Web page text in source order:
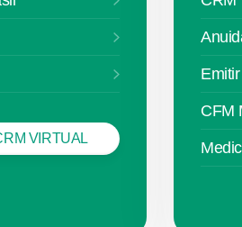
VIRTUAL
CFM